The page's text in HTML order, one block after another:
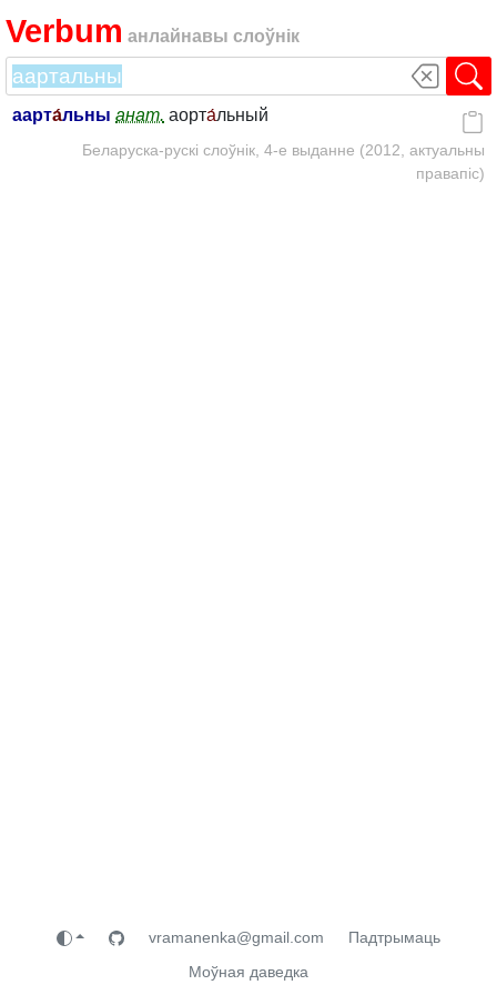
Verbum анлайнавы слоўнік
аарта́льны анат. аорта́льный
Беларуска-рускі слоўнік, 4-е выданне (2012, актуальны
правапіс)
vramanenka@gmail.com
Падтрымаць
Моўная даведка